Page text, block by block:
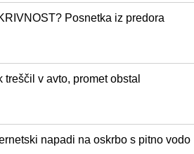
Posnetka iz predora
v avto, promet obstal
napadi na oskrbo s pitno vodo